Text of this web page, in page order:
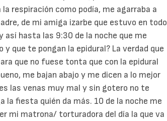
respiración como podía, me agarraba a
de mi amiga izarbe que estuvo en todo
hasta las 9:30 de la noche que me
que te pongan la epidural? La verdad que
que no fuese tonta que con la epidural
me bajan abajo y me dicen a lo mejor
las venas muy mal y sin gotero no te
la fiesta quién da más. 10 de la noche me
mi matrona/ torturadora del día la que va